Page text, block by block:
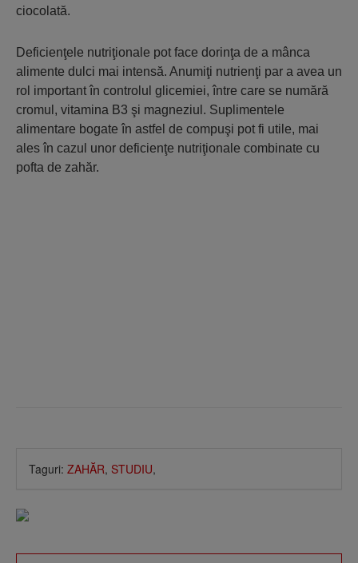
ciocolată.
Deficienţele nutriţionale pot face dorinţa de a mânca
alimente dulci mai intensă. Anumiţi nutrienţi par a avea un
rol important în controlul glicemiei, între care se numără
cromul, vitamina B3 şi magneziul. Suplimentele
alimentare bogate în astfel de compuşi pot fi utile, mai
ales în cazul unor deficienţe nutriţionale combinate cu
pofta de zahăr.
Taguri: ZAHĂR, STUDIU,